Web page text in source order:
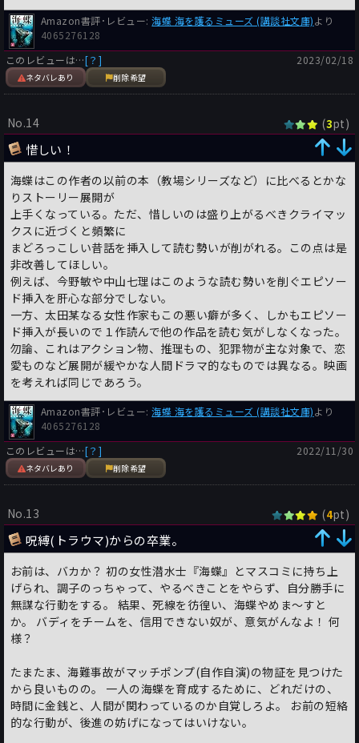
Amazon書評･レビュー:海蝶 海を護るミューズ (講談社文庫)より
4065276128
このレビューは…[？]
ネタバレあり 削除希望
2023/02/18
No.14 (3pt)
惜しい！
海蝶はこの作者の以前の本（教場シリーズなど）に比べるとかな
りストーリー展開が
上手くなっている。ただ、惜しいのは盛り上がるべきクライマッ
クスに近づくと頻繁に
まどろっこしい昔話を挿入して読む勢いが削がれる。この点は是
非改善してほしい。
例えば、今野敏や中山七理はこのような読む勢いを削ぐエピソー
ド挿入を肝心な部分でしない。
一方、太田某なる女性作家もこの悪い癖が多く、しかもエピソー
ド挿入が長いので１作読んで他の作品を読む気がしなくなった。
勿論、これはアクション物、推理もの、犯罪物が主な対象で、恋
愛ものなど展開が緩やかな人間ドラマ的なものでは異なる。映画
を考えれば同じであろう。
Amazon書評･レビュー:海蝶 海を護るミューズ (講談社文庫)より
4065276128
このレビューは…[？]
ネタバレあり 削除希望
2022/11/30
No.13 (4pt)
呪縛(トラウマ)からの卒業。
お前は、バカか？ 初の女性潜水士『海蝶』とマスコミに持ち上
げられ、調子のっちゃって、やるべきことをやらず、自分勝手に
無謀な行動をする。 結果、死線を彷徨い、海蝶やめま～すと
か。 バディをチームを、信用できない奴が、意気がんなよ！ 何
様？
たまたま、海難事故がマッチポンプ(自作自演)の物証を見つけた
から良いものの。 一人の海蝶を育成するために、どれだけの、
時間に金銭と、人間が関わっているのか自覚しろよ。 お前の短絡
的な行動が、後進の妨げになってはいけない。